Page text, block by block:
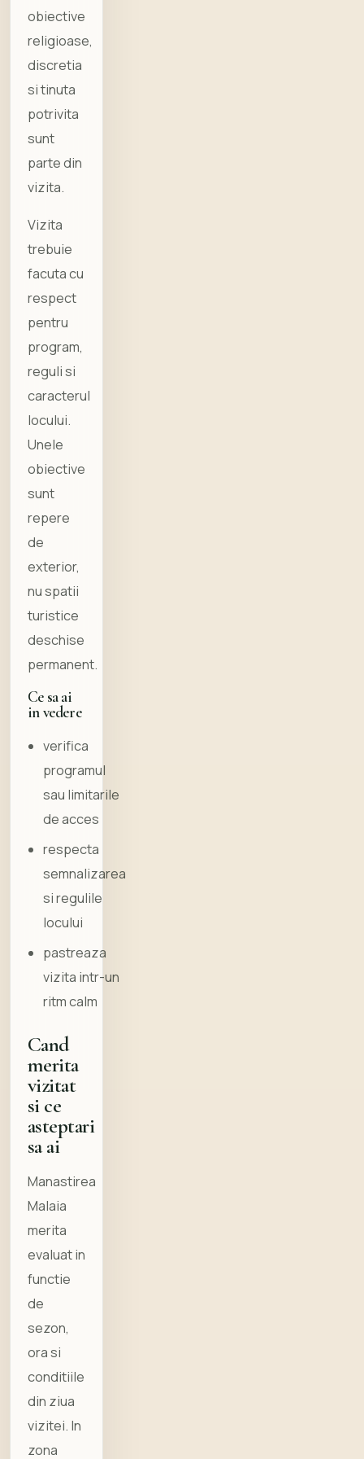
obiective
religioase,
discretia
si tinuta
potrivita
sunt
parte din
vizita.
Vizita
trebuie
facuta cu
respect
pentru
program,
reguli si
caracterul
locului.
Unele
obiective
sunt
repere
de
exterior,
nu spatii
turistice
deschise
permanent.
Ce sa ai
in vedere
verifica
programul
sau limitarile
de acces
respecta
semnalizarea
si regulile
locului
pastreaza
vizita intr-un
ritm calm
Cand
merita
vizitat
si ce
asteptari
sa ai
Manastirea
Malaia
merita
evaluat in
functie
de
sezon,
ora si
conditiile
din ziua
vizitei. In
zona